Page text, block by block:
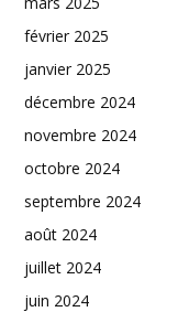
février 2025
janvier 2025
décembre 2024
novembre 2024
octobre 2024
septembre 2024
août 2024
juillet 2024
juin 2024